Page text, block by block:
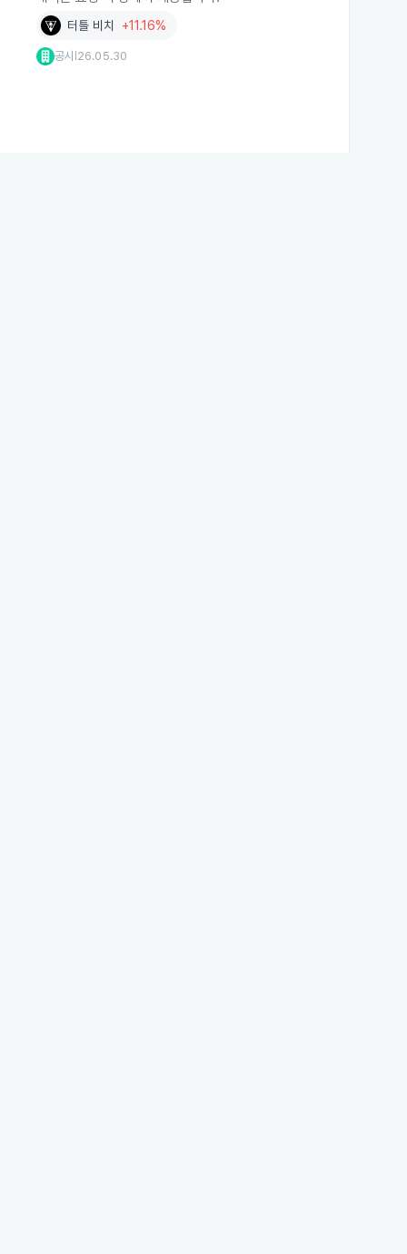
터틀 비치 +11.16%
공시 26.05.30